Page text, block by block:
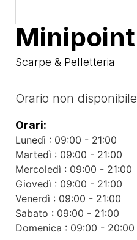
Minipoint
Scarpe & Pelletteria
Orario non disponibile
Orari:
Lunedì : 09:00 - 21:00
Martedì : 09:00 - 21:00
Mercoledì : 09:00 - 21:00
Giovedì : 09:00 - 21:00
Venerdì : 09:00 - 21:00
Sabato : 09:00 - 21:00
Domenica : 09:00 - 20:00